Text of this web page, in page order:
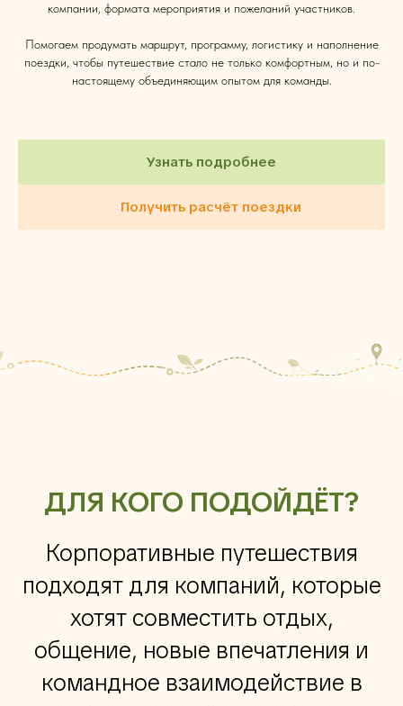
компании, формата мероприятия и пожеланий участников.
Помогаем продумать маршрут, программу, логистику и наполнение
поездки, чтобы путешествие стало не только комфортным, но и по-
настоящему объединяющим опытом для команды.
Узнать подробнее
Получить расчёт поездки
ДЛЯ КОГО ПОДОЙДЁТ?
Корпоративные путешествия
подходят для компаний, которые
хотят совместить отдых,
общение, новые впечатления и
командное взаимодействие в